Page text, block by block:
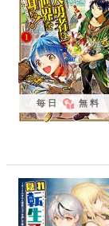
毎日 無料